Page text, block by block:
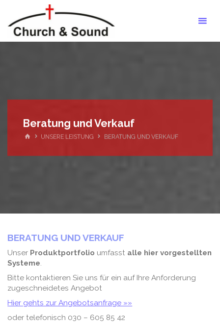
springen
Beratung und Verkauf
STARTUNSERE LEISTUNG BERATUNG UND VERKAUF
BERATUNG UND VERKAUF
Unser Produktportfolio umfasst alle hier vorgestellten
Systeme.
Bitte kontaktieren Sie uns für ein auf Ihre Anforderung
zugeschneidetes Angebot
Hier gehts zur Angebotsanfrage »»
oder telefonisch 030 – 605 85 42